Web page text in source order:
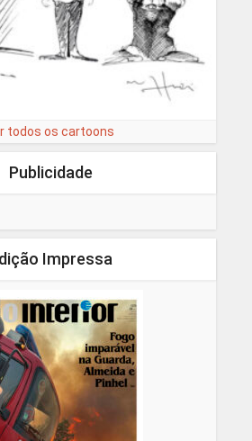
todos os cartoons
Publicidade
Impressa